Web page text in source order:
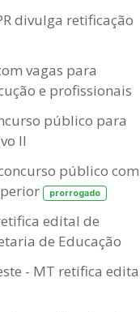
divulga retificação
vagas para
e profissionais
público para
II
público com
prorrogado
edital de
de Educação
- MT retifica